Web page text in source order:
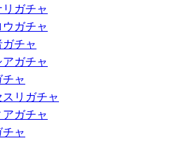
リガチャ
ウガチャ
チャ
アガチャ
チャ
スリガチャ
ガチャ
ャ